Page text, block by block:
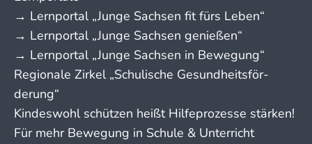
→ Lern­portal „Junge Sachsen fit fürs Leben“
→ Lern­portal „Junge Sachsen genießen“
→ Lern­portal „Junge Sachsen in Bewegung“
Regionale Zirkel „Schu­lische Gesund­­heits­­­för­­
derung“
Kindeswohl schützen heißt Hilfeprozesse stärken!
Für mehr Bewegung in Schule & Unterricht